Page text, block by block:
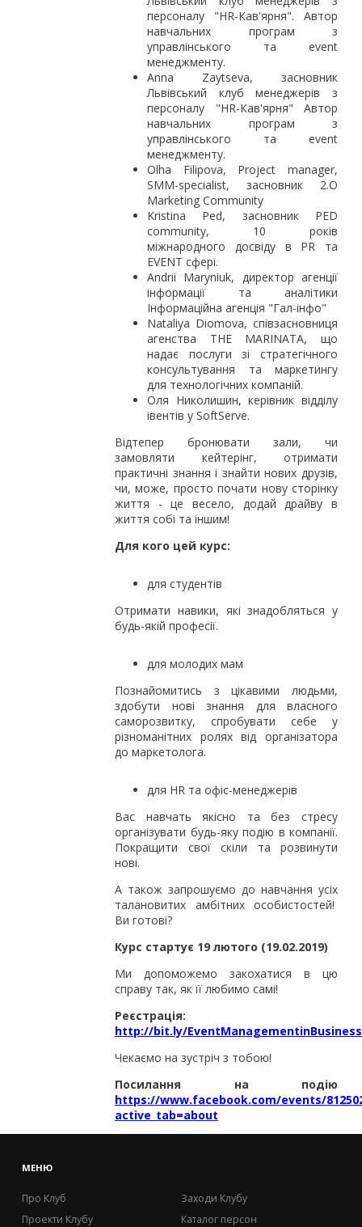
персоналу "HR-Кав'ярня". Автор
навчальних програм з
управлінського та event
менеджменту.
Anna Zaytseva, засновник
Львівський клуб менеджерів з
персоналу "HR-Кав'ярня" Автор
навчальних програм з
управлінського та event
менеджменту.
Olha Filipova, Project manager,
SMM-specialist, засновник 2.O
Marketing Community
Kristina Ped, засновник PED
community, 10 років
міжнародного досвіду в PR та
EVENT сфері.
Andrii Maryniuk, директор агенції
інформації та аналітики
Інформаційна агенція "Гал-інфо"
Nataliya Diomova, співзасновниця
агенства THE MARINATA, що
надає послуги зі стратегічного
консультування та маркетингу
для технологічних компаній.
Оля Николишин, керівник відділу
івентів у SoftServe.
Відтепер бронювати зали, чи
замовляти кейтерінг, отримати
практичні знання і знайти нових друзів,
чи, може, просто почати нову сторінку
життя - це весело, додай драйву в
життя собі та іншим!
Для кого цей курс:
для студентів
Отримати навики, які знадобляться у
будь-якій професії.
для молодих мам
Познайомитись з цікавими людьми,
здобути нові знання для власного
саморозвитку, спробувати себе у
різноманітних ролях від організатора
до маркетолога.
для HR та офіс-менеджерів
Вас навчать якісно та без стресу
організувати будь-яку подію в компанії.
Покращити свої скіли та розвинути
нові.
А також запрошуємо до навчання усіх
талановитих амбітних особистостей!
Ви готові?
Курс стартує 19 лютого (19.02.2019)
Ми допоможемо закохатися в цю
справу так, як її любимо самі!
Реєстрація:
http://bit.ly/EventManagementinBusiness
Чекаємо на зустріч з тобою!
Посилання на подію
https://www.facebook.com/events/
active_tab=about
МЕНЮ
Про Клуб
Проекти Клубу
Заходи Клубу
Каталог персон